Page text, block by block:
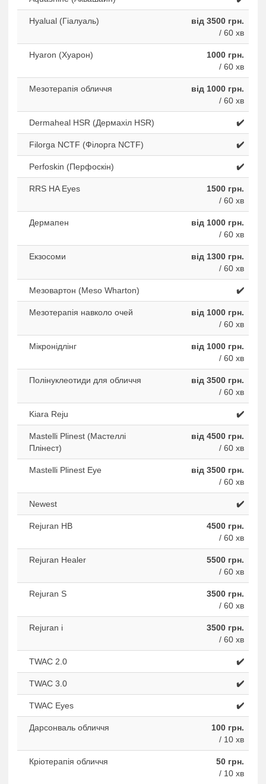
Hyalual (Гіалуаль)
від 3500 грн.
/ 60 хв
Hyaron (Хуарон)
1000 грн.
/ 60 хв
Мезотерапія обличчя
від 1000 грн.
/ 60 хв
Dermaheal HSR (Дермахіл HSR) ✔️
Filorga NCTF (Філорга NCTF) ✔️
Perfoskin (Перфоскін) ✔️
RRS HA Eyes
1500 грн.
/ 60 хв
Дермапен
від 1000 грн.
/ 60 хв
Екзосоми
від 1300 грн.
/ 60 хв
Мезовартон (Meso Wharton) ✔️
Мезотерапія навколо очей
від 1000 грн.
/ 60 хв
Мікронідлінг
від 1000 грн.
/ 60 хв
Полінуклеотиди для обличчя
від 3500 грн.
/ 60 хв
Kiara Reju ✔️
Mastelli Plinest (Мастеллі
Плінест)
від 4500 грн.
/ 60 хв
Mastelli Plinest Eye
від 3500 грн.
/ 60 хв
Newest ✔️
Rejuran HB
4500 грн.
/ 60 хв
Rejuran Healer
5500 грн.
/ 60 хв
Rejuran S
3500 грн.
/ 60 хв
Rejuran i
3500 грн.
/ 60 хв
TWAC 2.0 ✔️
TWAC 3.0 ✔️
TWAC Eyes ✔️
Дарсонваль обличчя
100 грн.
/ 10 хв
Кріотерапія обличчя
50 грн.
/ 10 хв